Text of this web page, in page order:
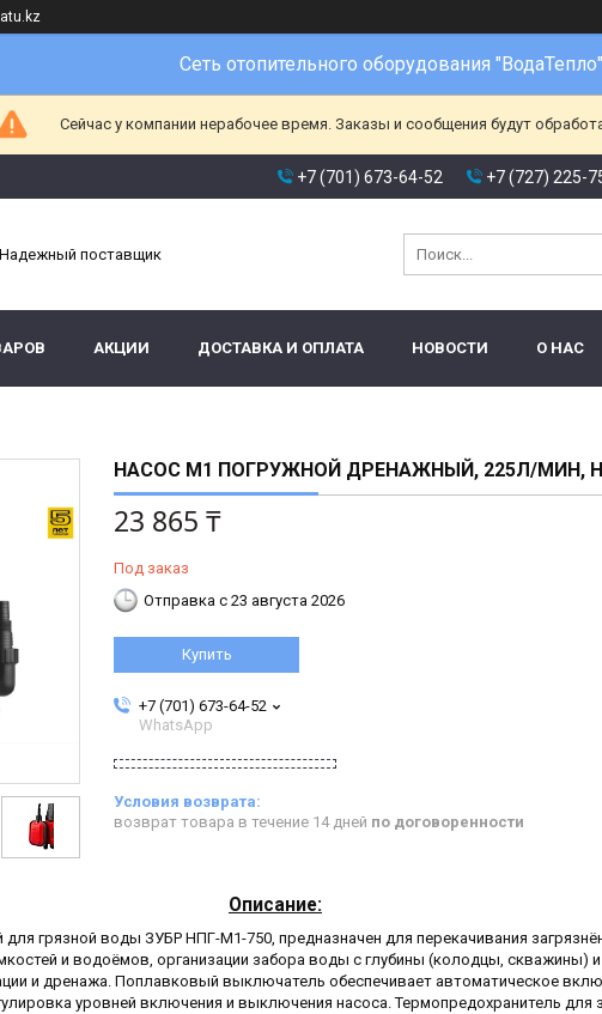
Сеть отопительного оборудования "ВодаТепло"
Сейчас у компании нерабочее время. Заказы и сообщения будут
+7 (701) 673-64-52 +7 (727) 225-
Надежный поставщик
АКЦИИ ДОСТАВКА И ОПЛАТА НОВОСТИ О НАС
НАСОС М1 ПОГРУЖНОЙ ДРЕНАЖНЫЙ, 225Л/МИН,
23 865 ₸
Под заказ
Отправка с 23 августа 2026
Купить
+7 (701) 673-64-52
WhatsApp
возврат товара в течение 14 дней по договоренности
Описание:
грязной воды ЗУБР НПГ-М1-750, предназначен для перекачивания
и водоёмов, организации забора воды с глубины (колодцы, скважины)
и дренажа. Поплавковый выключатель обеспечивает автоматическое
уровней включения и выключения насоса. Термопредохранитель для